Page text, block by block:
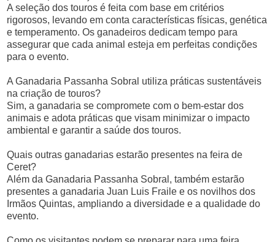
A seleção dos touros é feita com base em critérios
rigorosos, levando em conta características físicas, genética
e temperamento. Os ganadeiros dedicam tempo para
assegurar que cada animal esteja em perfeitas condições
para o evento.
A Ganadaria Passanha Sobral utiliza práticas sustentáveis
na criação de touros?
Sim, a ganadaria se compromete com o bem-estar dos
animais e adota práticas que visam minimizar o impacto
ambiental e garantir a saúde dos touros.
Quais outras ganadarias estarão presentes na feira de
Ceret?
Além da Ganadaria Passanha Sobral, também estarão
presentes a ganadaria Juan Luis Fraile e os novilhos dos
Irmãos Quintas, ampliando a diversidade e a qualidade do
evento.